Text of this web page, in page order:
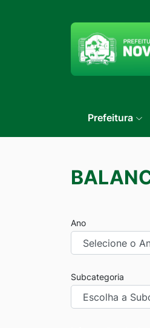
Prefeitura
Ano
Subcategoria